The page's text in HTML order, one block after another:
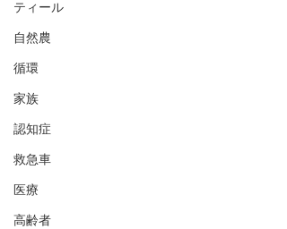
ティール
自然農
循環
家族
認知症
救急車
医療
高齢者